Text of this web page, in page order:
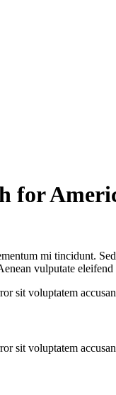
for
mi tincidunt.
vulputate
sit voluptatem
sit voluptatem